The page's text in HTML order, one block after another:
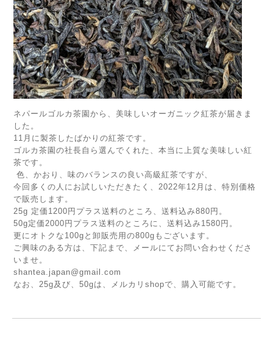
ネパールゴルカ茶園から、美味しいオーガニック紅茶が届きま
した。
11月に製茶したばかりの紅茶です。
ゴルカ茶園の社長自ら選んでくれた、本当に上質な美味しい紅
茶です。
色、かおり、味のバランスの良い高級紅茶ですが、
今回多くの人にお試しいただきたく、2022年12月は、特別価格
で販売します。
25g 定価1200円プラス送料のところ、送料込み880円。
50g定価2000円プラス送料のところに、送料込み1580円。
更にオトクな100gと卸販売用の800gもございます。
ご興味のある方は、下記まで、メールにてお問い合わせくださ
いませ。
shantea.japan@gmail.com
なお、25g及び、50gは、メルカリshopで、購入可能です。